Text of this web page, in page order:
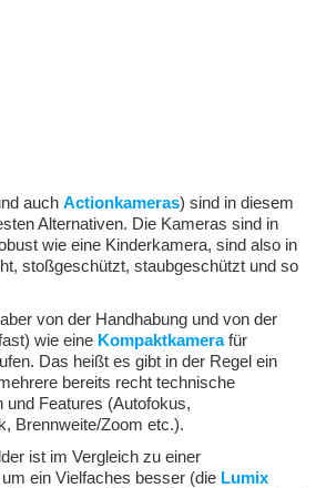
auch Actionkameras) sind in diesem
Alternativen. Die Kameras sind in
wie eine Kinderkamera, sind also in
stoßgeschützt, staubgeschützt und so
von der Handhabung und von der
wie eine Kompaktkamerafür
Das heißt es gibt in der Regel ein
bereits recht technische
und Features (Autofokus,
Brennweite/Zoom etc.).
ist im Vergleich zu einer
ein Vielfaches besser (die Lumix